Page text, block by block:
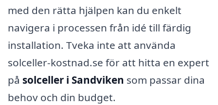
med den rätta hjälpen kan du enkelt
navigera i processen från idé till färdig
installation. Tveka inte att använda
solceller-kostnad.se för att hitta en expert
på solceller i Sandviken som passar dina
behov och din budget.